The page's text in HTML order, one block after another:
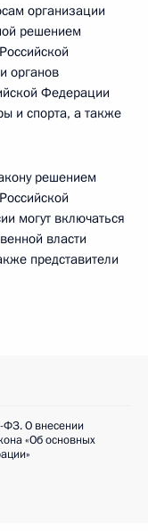
организации
решением
органов
Федерации
и спорта, а также
решением
могут включаться
власти
представители
О внесении
«Об основных